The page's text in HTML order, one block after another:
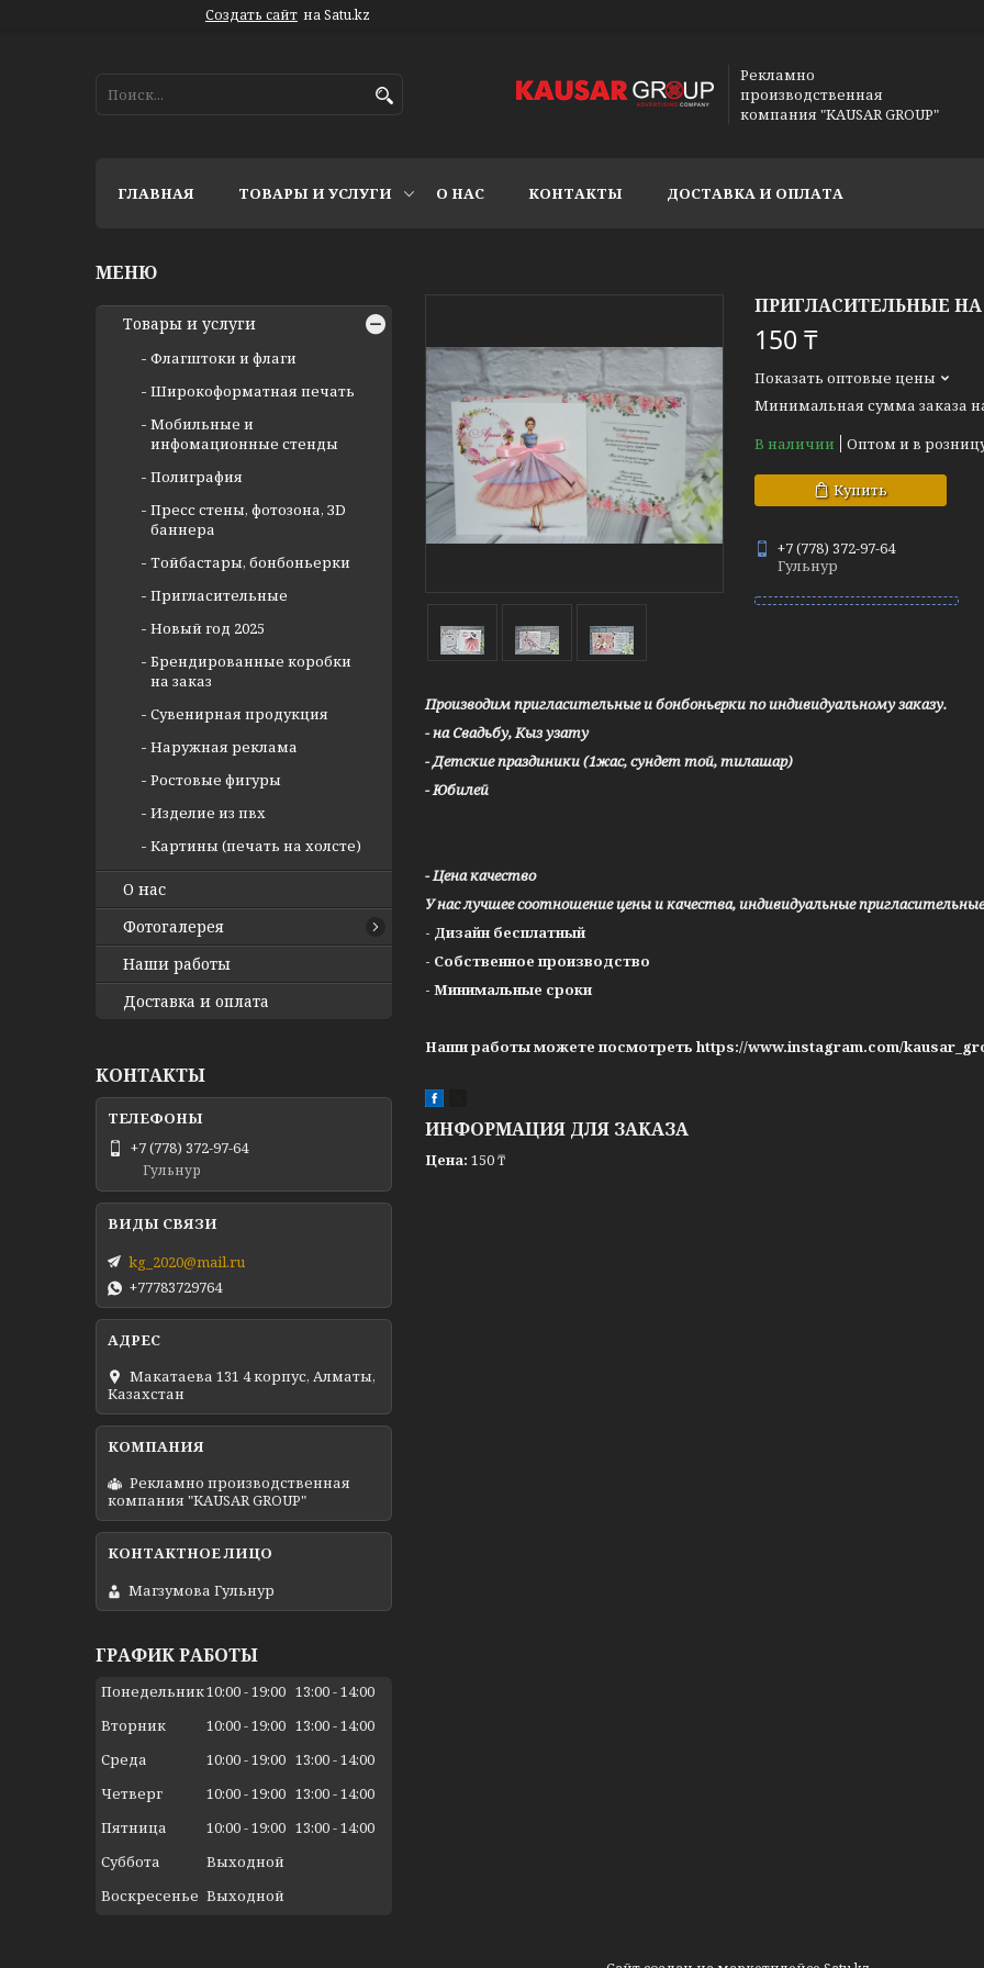
Создать сайт на Satu.kz
Рекламно
производственная
компания "KAUSAR GROUP"
ГЛАВНАЯ ТОВАРЫ И УСЛУГИ О НАС КОНТАКТЫ ДОСТАВКА И ОПЛАТА
ПРИГЛАСИТЕЛЬНЫЕ НА
150 ₸
Показать оптовые цены
Минимальная сумма заказа
В наличии
Оптом и в
Купить
+7 (778) 372-97-64
Гульнур
Производим пригласительные и бонбоньерки по индивидуальному заказу.
- на Свадьбу, Кыз узату
- Детские праздиники (1жас, сундет той, тилашар)
- Юбилей
- Цена качество
У нас лучшее соотношение цены и качества, индивидуальные
- Дизайн бесплатный
- Собственное производство
- Минимальные сроки
Наши работы можете посмотреть https://www.instagram.com/
ИНФОРМАЦИЯ ДЛЯ ЗАКАЗА
Цена: 150 ₸
Товары и услуги
Флагштоки и флаги
Широкоформатная печать
Мобильные и
инфомационные стенды
Полиграфия
Пресс стены, фотозона, ЗD
баннера
Тойбастары, бонбоньерки
Пригласительные
Новый год 2025
Брендированные коробки
на заказ
Сувенирная продукция
Наружная реклама
Ростовые фигуры
Изделие из пвх
Картины (печать на холсте)
О нас
Фотогалерея
Наши работы
Доставка и оплата
КОНТАКТЫ
+7 (778) 372-97-64
Гульнур
kg_2020@mail.ru
+77783729764
Макатаева 131 4 корпус, Алматы,
Казахстан
Рекламно производственная
компания "KAUSAR GROUP"
Магзумова Гульнур
ГРАФИК РАБОТЫ
Понедельник10:00 19:00 13:00 14:00
Вторник
10:00 19:00 13:00 14:00
Среда
10:00 19:00 13:00 14:00
Четверг
10:00 19:00 13:00 14:00
Пятница
10:00 19:00 13:00 14:00
Суббота
Выходной
Воскресенье Выходной